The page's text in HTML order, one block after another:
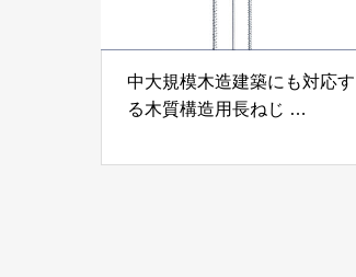
中大規模木造建築にも対応す
る木質構造用長ねじ
ス」 株式会社カナイ